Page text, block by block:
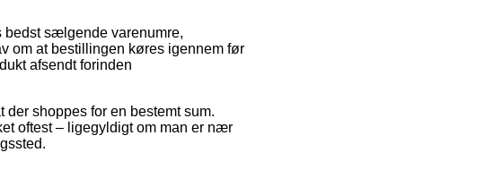
bedst sælgende varenumre,
om at bestillingen køres igennem før
afsendt forinden
shoppes for en bestemt sum.
oftest – ligegyldigt om man er nær